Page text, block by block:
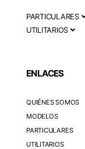
PARTICULARES
UTILITARIOS
ENLACES
QUIÉNES SOMOS
MODELOS
PARTICULARES
UTILITARIOS